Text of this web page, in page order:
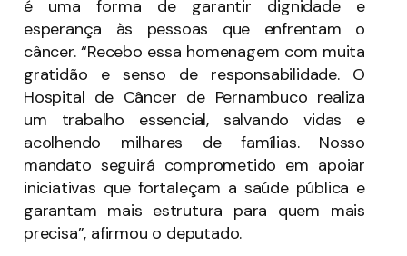
é uma forma de garantir dignidade e
esperança às pessoas que enfrentam o
câncer. “Recebo essa homenagem com muita
gratidão e senso de responsabilidade. O
Hospital de Câncer de Pernambuco realiza
um trabalho essencial, salvando vidas e
acolhendo milhares de famílias. Nosso
mandato seguirá comprometido em apoiar
iniciativas que fortaleçam a saúde pública e
garantam mais estrutura para quem mais
precisa”, afirmou o deputado.